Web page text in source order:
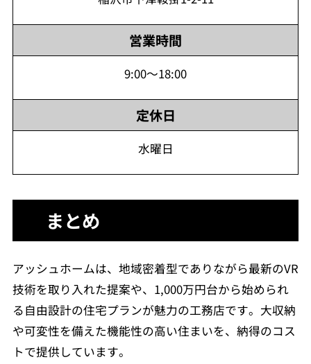
営業時間
9:00～18:00
定休日
水曜日
まとめ
アッシュホームは、地域密着型でありながら最新のVR
技術を取り入れた提案や、1,000万円台から始められ
る自由設計の住宅プランが魅力の工務店です。大収納
や可変性を備えた機能性の高い住まいを、納得のコス
トで提供しています。